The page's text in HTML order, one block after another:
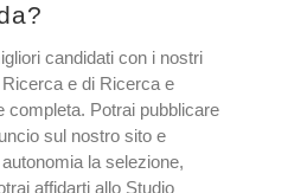
candidati con i nostri
e di Ricerca e
completa. Potrai pubblicare
sul nostro sito e
la selezione,
affidarti allo Studio